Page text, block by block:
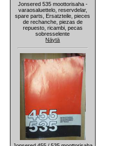
Jonsered 535 moottorisaha -
varaosaluettelo, reservdelar,
spare parts, Ersatzteile, pieces
de rechanche, piezas de
repuesto, ricambi, pecas
sobresselente
Näytä